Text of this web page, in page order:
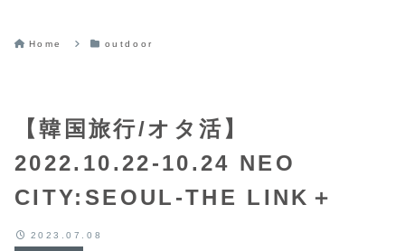
Home outdoor
【韓国旅行/オタ活】
2022.10.22-10.24 NEO
CITY:SEOUL-THE LINK＋
2023.07.08